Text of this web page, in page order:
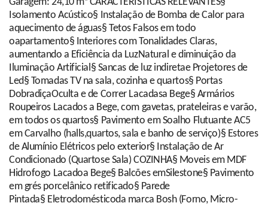
Isolamento Acústico§ Instalação de Bomba de Calor para
aquecimento de águas§ Tetos Falsos em todo
oapartamento§ Interiores com Tonalidades Claras,
aumentando a Eficiência da LuzNatural e diminuição da
Iluminação Artificial§ Sancas de luz indiretae Projetores de
Led§ Tomadas TV na sala, cozinha e quartos§ Portas
DobradiçaOculta e de Correr Lacadasa Bege§ Armários
Roupeiros Lacados a Bege, com gavetas, prateleiras e varão,
em todos os quartos§ Pavimento em Soalho Flutuante AC5
em Carvalho (halls,quartos, sala e banho de serviço)§ Estores
de Alumínio Elétricos pelo exterior§ Instalação de Ar
Condicionado (Quartose Sala) COZINHA§ Moveis em MDF
Hidrofogo Lacadoa Bege§ Balcões emSilestone§ Pavimento
em grés porcelânico retificado§ Parede
Pintada§ Eletrodomésticoda marca Bosh (Forno, Micro-